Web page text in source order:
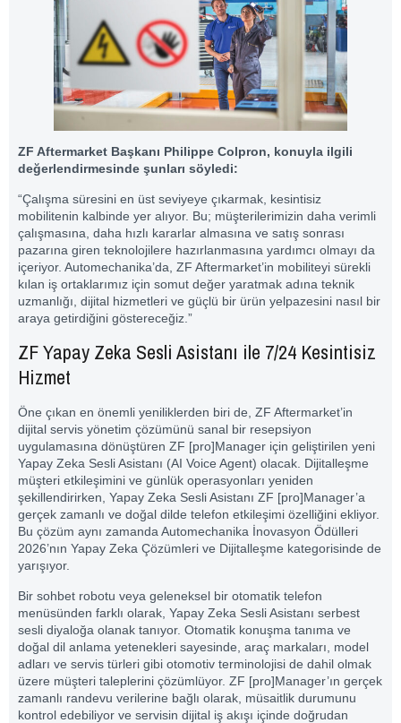
ZF Aftermarket Başkanı Philippe Colpron, konuyla ilgili
değerlendirmesinde şunları söyledi:
“Çalışma süresini en üst seviyeye çıkarmak, kesintisiz
mobilitenin kalbinde yer alıyor. Bu; müşterilerimizin daha verimli
çalışmasına, daha hızlı kararlar almasına ve satış sonrası
pazarına giren teknolojilere hazırlanmasına yardımcı olmayı da
içeriyor. Automechanika’da, ZF Aftermarket’in mobiliteyi sürekli
kılan iş ortaklarımız için somut değer yaratmak adına teknik
uzmanlığı, dijital hizmetleri ve güçlü bir ürün yelpazesini nasıl bir
araya getirdiğini göstereceğiz.”
ZF Yapay Zeka Sesli Asistanı ile 7/24 Kesintisiz
Hizmet
Öne çıkan en önemli yeniliklerden biri de, ZF Aftermarket’in
dijital servis yönetim çözümünü sanal bir resepsiyon
uygulamasına dönüştüren ZF [pro]Manager için geliştirilen yeni
Yapay Zeka Sesli Asistanı (AI Voice Agent) olacak. Dijitalleşme
müşteri etkileşimini ve günlük operasyonları yeniden
şekillendirirken, Yapay Zeka Sesli Asistanı ZF [pro]Manager’a
gerçek zamanlı ve doğal dilde telefon etkileşimi özelliğini ekliyor.
Bu çözüm aynı zamanda Automechanika İnovasyon Ödülleri
2026’nın Yapay Zeka Çözümleri ve Dijitalleşme kategorisinde de
yarışıyor.
Bir sohbet robotu veya geleneksel bir otomatik telefon
menüsünden farklı olarak, Yapay Zeka Sesli Asistanı serbest
sesli diyaloğa olanak tanıyor. Otomatik konuşma tanıma ve
doğal dil anlama yetenekleri sayesinde, araç markaları, model
adları ve servis türleri gibi otomotiv terminolojisi de dahil olmak
üzere müşteri taleplerini çözümlüyor. ZF [pro]Manager’ın gerçek
zamanlı randevu verilerine bağlı olarak, müsaitlik durumunu
kontrol edebiliyor ve servisin dijital iş akışı içinde doğrudan